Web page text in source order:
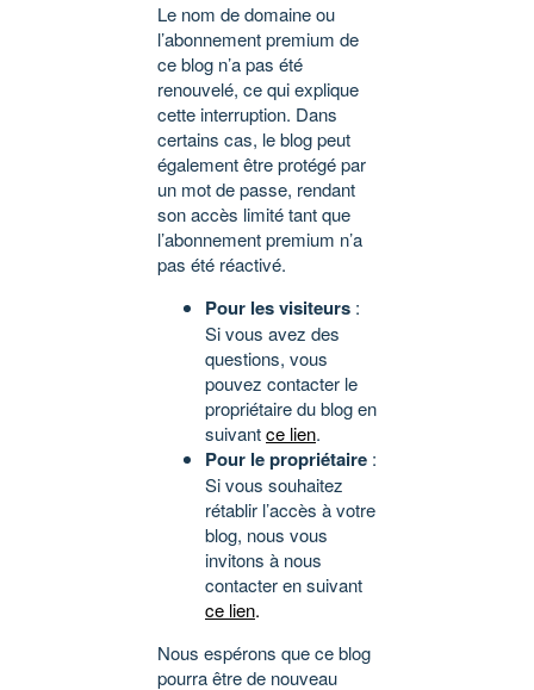
Le nom de domaine ou
l’abonnement premium de
ce blog n’a pas été
renouvelé, ce qui explique
cette interruption. Dans
certains cas, le blog peut
également être protégé par
un mot de passe, rendant
son accès limité tant que
l’abonnement premium n’a
pas été réactivé.
Pour les visiteurs :
Si vous avez des
questions, vous
pouvez contacter le
propriétaire du blog en
suivantce lien.
Pour le propriétaire :
Si vous souhaitez
rétablir l’accès à votre
blog, nous vous
invitons à nous
contacter en suivant
ce lien.
Nous espérons que ce blog
pourra être de nouveau